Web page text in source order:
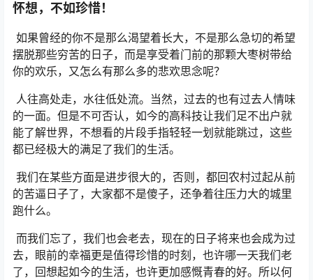
怀想，不如珍惜！
如果曾经的你不是那么渴望着长大，不是那么急切的希望
摆脱那些穷苦的日子，而是享受着门前的那颗大枣树带给
你的欢乐，又怎么有那么多的悲欢思念呢？
人往高处走，水往低处流。当然，过去的也有过去人情味
的一面。但是不可否认，如今的高科技让我们足不出户就
能了解世界，不想看的片段手指轻轻一划就能跳过，这些
都已经极大的满足了我们的生活。
我们在某些方面是进步很大的，否则，都回农村过起从前
的苦逼日子了，大家都不是傻子，还争着往压力大的城里
跑什么。
而我们忘了，我们也会老去，现在的日子将来也会成为过
去，眼前的幸福更是值得珍惜的时刻，也许哪一天我们老
了，回想起如今的生活，也许更加感慨青春的好。所以何